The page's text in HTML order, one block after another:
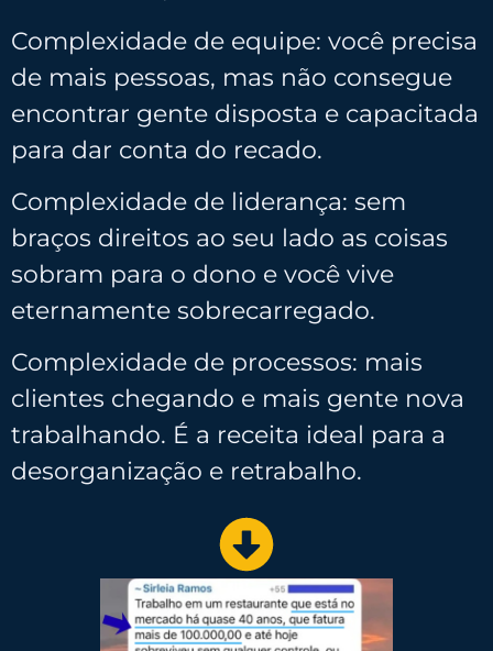
Complexidade de equipe: você precisa
de mais pessoas, mas não consegue
encontrar gente disposta e capacitada
para dar conta do recado.
Complexidade de liderança: sem
braços direitos ao seu lado as coisas
sobram para o dono e você vive
eternamente sobrecarregado.
Complexidade de processos: mais
clientes chegando e mais gente nova
trabalhando. É a receita ideal para a
desorganização e retrabalho.